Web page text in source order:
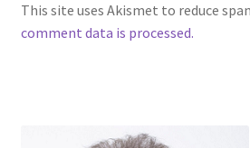
This site uses Akismet to reduce
comment data is processed.